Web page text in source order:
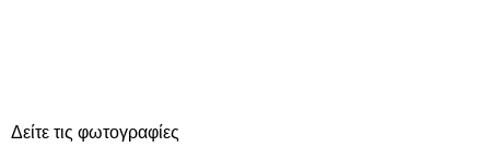
Δείτε τις φωτογραφίες